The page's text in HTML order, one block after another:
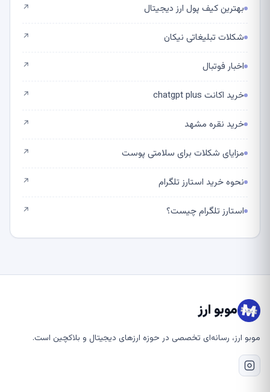
بهترین کیف پول ارز دیجیتال ↗
شکلات تبلیغاتی نیکان ↗
اخبار فوتبال ↗
خرید اکانت chatgpt plus ↗
خرید نقره مشهد ↗
مزایای شکلات برای سلامتی پوست ↗
نحوه خرید استارز تلگرام ↗
استارز تلگرام چیست؟ ↗
موبو ارز
موبو ارز، رسانه‌ای تخصصی در حوزه ارزهای دیجیتال و بلاکچین است.